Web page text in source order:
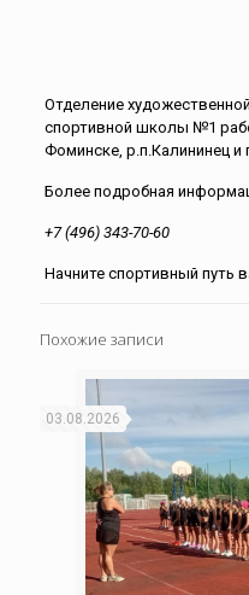
Отделение
спортивной школы №1
Фоминске, р.п.Калининец и
Более подробная
+7 (496) 343-70-60
Начните спортивный путь
Похожие записи
03.08.2026